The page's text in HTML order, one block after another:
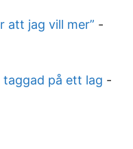
att jag vill mer” -
på ett lag -